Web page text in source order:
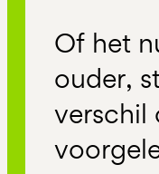
Of het
ouder,
verschil